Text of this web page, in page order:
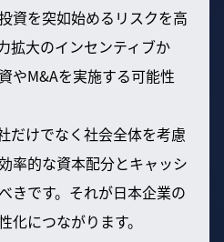
資を突如始めるリスクを高
拡大のインセンティブか
やM&Aを実施する可能性
だけでなく社会全体を考慮
率的な資本配分とキャッシ
きです。それが日本企業の
化につながります。